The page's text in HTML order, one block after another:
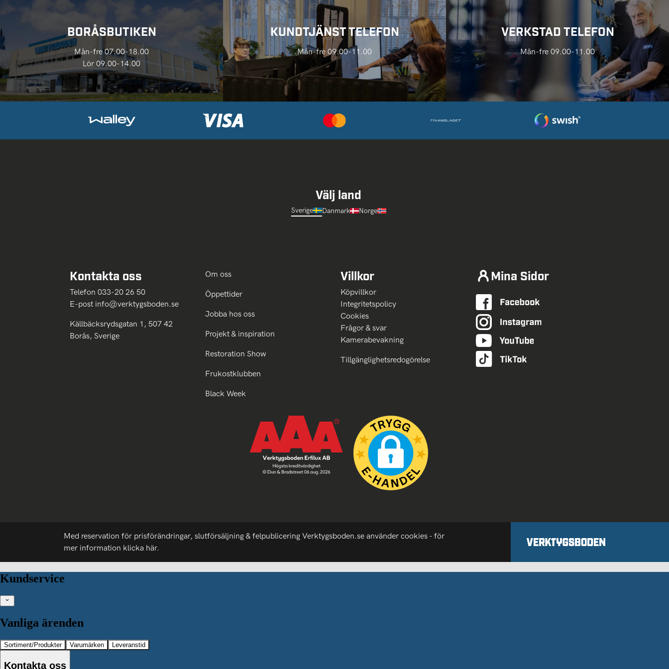
BORÅSBUTIKEN
Mån-fre 07.00-18.00
Lör 09.00-14.00
KUNDTJÄNST TELEFON
Mån-fre 09.00-11.00
VERKSTAD TELEFON
Mån-fre 09.00-11.00
Välj land
Sverige Danmark Norge
Kontakta oss
Telefon 033-20 26 50
E-post info@verktygsboden.se
Källbäcksrydsgatan 1, 507 42
Borås, Sverige
Om oss
Öppettider
Jobba hos oss
Projekt & inspiration
Restoration Show
Frukostklubben
Black Week
Villkor
Köpvillkor
Integritetspolicy
Cookies
Frågor & svar
Kamerabevakning
Tillgänglighetsredogörelse
Mina Sidor
Med reservation för prisförändringar, slutförsäljning & felpublicering Verktygsboden.se använder cookies - för
mer information klicka här.